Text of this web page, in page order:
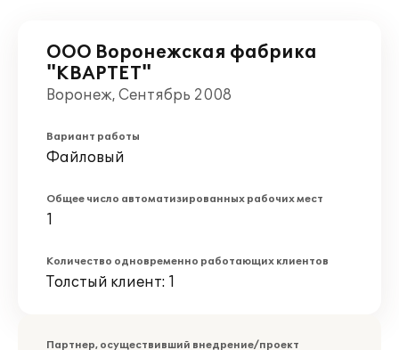
ООО Воронежская фабрика
"КВАРТЕТ"
Воронеж, Сентябрь 2008
Вариант работы
Файловый
Общее число автоматизированных рабочих мест
1
Количество одновременно работающих клиентов
Толстый клиент: 1
Партнер, осуществивший внедрение/проект